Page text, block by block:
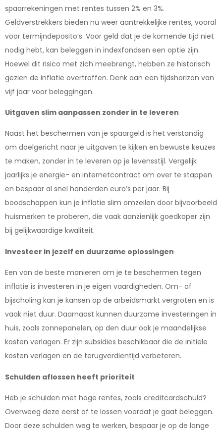
spaarrekeningen met rentes tussen 2% en 3%.
Geldverstrekkers bieden nu weer aantrekkelijke rentes, vooral
voor termijndeposito’s. Voor geld dat je de komende tijd niet
nodig hebt, kan beleggen in indexfondsen een optie zijn.
Hoewel dit risico met zich meebrengt, hebben ze historisch
gezien de inflatie overtroffen. Denk aan een tijdshorizon van
vijf jaar voor beleggingen.
Uitgaven slim aanpassen zonder in te leveren
Naast het beschermen van je spaargeld is het verstandig
om doelgericht naar je uitgaven te kijken en bewuste keuzes
te maken, zonder in te leveren op je levensstijl. Vergelijk
jaarlijks je energie- en internetcontract om over te stappen
en bespaar al snel honderden euro’s per jaar. Bij
boodschappen kun je inflatie slim omzeilen door bijvoorbeeld
huismerken te proberen, die vaak aanzienlijk goedkoper zijn
bij gelijkwaardige kwaliteit.
Investeer in jezelf en duurzame oplossingen
Een van de beste manieren om je te beschermen tegen
inflatie is investeren in je eigen vaardigheden. Om- of
bijscholing kan je kansen op de arbeidsmarkt vergroten en is
vaak niet duur. Daarnaast kunnen duurzame investeringen in
huis, zoals zonnepanelen, op den duur ook je maandelijkse
kosten verlagen. Er zijn subsidies beschikbaar die de initiële
kosten verlagen en de terugverdientijd verbeteren.
Schulden aflossen heeft prioriteit
Heb je schulden met hoge rentes, zoals creditcardschuld?
Overweeg deze eerst af te lossen voordat je gaat beleggen.
Door deze schulden weg te werken, bespaar je op de lange